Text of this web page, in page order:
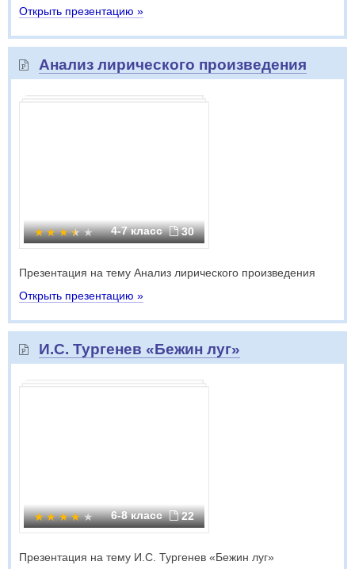
Открыть презентацию »
Анализ лирического произведения
4-7 класс 30
Презентация на тему Анализ лирического произведения
Открыть презентацию »
И.С. Тургенев «Бежин луг»
6-8 класс 22
Презентация на тему И.С. Тургенев «Бежин луг»